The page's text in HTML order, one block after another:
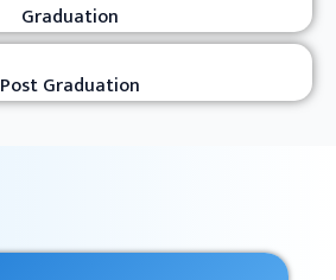
Graduation
Post Graduation